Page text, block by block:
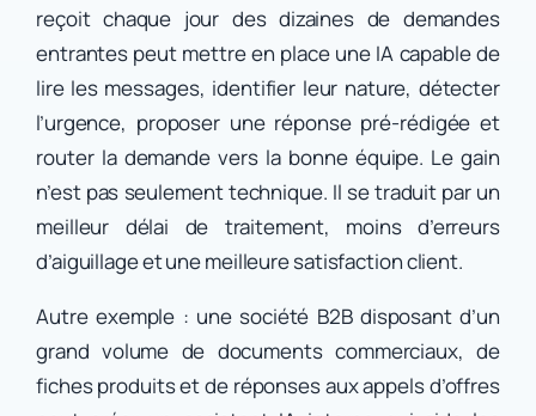
reçoit chaque jour des dizaines de demandes
entrantes peut mettre en place une IA capable de
lire les messages, identifier leur nature, détecter
l’urgence, proposer une réponse pré-rédigée et
router la demande vers la bonne équipe. Le gain
n’est pas seulement technique. Il se traduit par un
meilleur délai de traitement, moins d’erreurs
d’aiguillage et une meilleure satisfaction client.
Autre exemple : une société B2B disposant d’un
grand volume de documents commerciaux, de
fiches produits et de réponses aux appels d’offres